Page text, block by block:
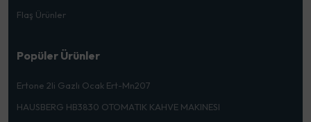
Flaş Ürünler
Popüler Ürünler
Ertone 2li Gazlı Ocak Ert-Mn207
HAUSBERG HB3830 OTOMATIK KAHVE MAKINESI